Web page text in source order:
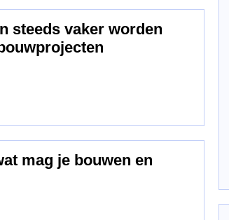
steeds vaker worden
mag je bouwen en